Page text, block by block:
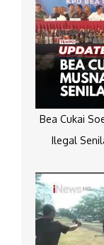
Bea Cukai
Ilegal